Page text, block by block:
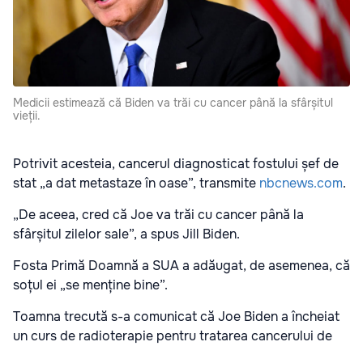
Medicii estimează că Biden va trăi cu cancer până la sfârșitul
vieții.
Potrivit acesteia, cancerul diagnosticat fostului șef de
stat „a dat metastaze în oase”, transmite nbcnews.com.
„De aceea, cred că Joe va trăi cu cancer până la
sfârșitul zilelor sale”, a spus Jill Biden.
Fosta Primă Doamnă a SUA a adăugat, de asemenea, că
soțul ei „se menține bine”.
Toamna trecută s-a comunicat că Joe Biden a încheiat
un curs de radioterapie pentru tratarea cancerului de